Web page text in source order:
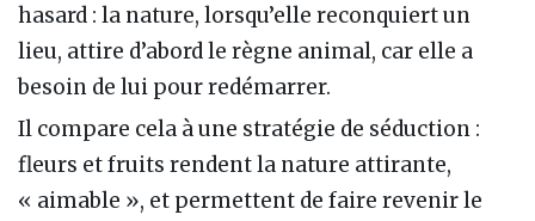
hasard : la nature, lorsqu’elle reconquiert un
lieu, attire d’abord le règne animal, car elle a
besoin de lui pour redémarrer.
Il compare cela à une stratégie de séduction :
fleurs et fruits rendent la nature attirante,
« aimable », et permettent de faire revenir le